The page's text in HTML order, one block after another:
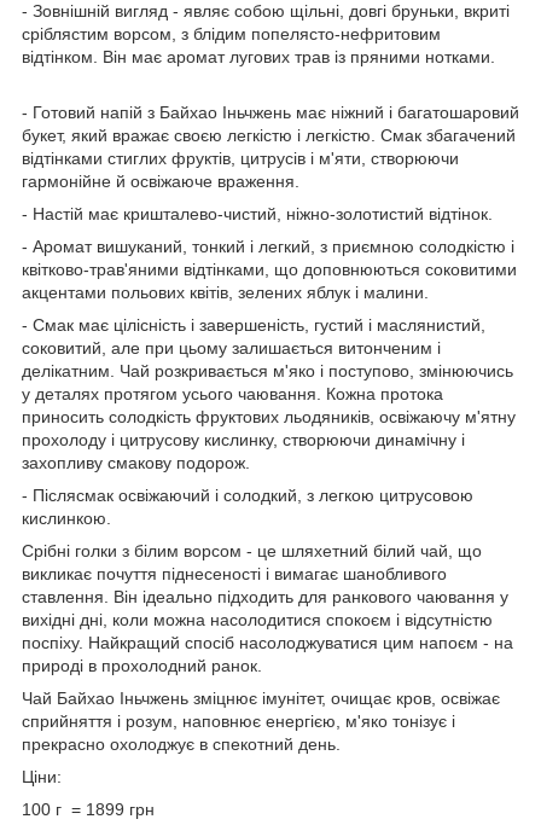
- Зовнішній вигляд - являє собою щільні, довгі бруньки, вкриті
сріблястим ворсом, з блідим попелясто-нефритовим
відтінком. Він має аромат лугових трав із пряними нотками.
- Готовий напій з Байхао Іньчжень має ніжний і багатошаровий
букет, який вражає своєю легкістю і легкістю. Смак збагачений
відтінками стиглих фруктів, цитрусів і м'яти, створюючи
гармонійне й освіжаюче враження.
- Настій має кришталево-чистий, ніжно-золотистий відтінок.
- Аромат вишуканий, тонкий і легкий, з приємною солодкістю і
квітково-трав'яними відтінками, що доповнюються соковитими
акцентами польових квітів, зелених яблук і малини.
- Смак має цілісність і завершеність, густий і маслянистий,
соковитий, але при цьому залишається витонченим і
делікатним. Чай розкривається м'яко і поступово, змінюючись
у деталях протягом усього чаювання. Кожна протока
приносить солодкість фруктових льодяників, освіжаючу м'ятну
прохолоду і цитрусову кислинку, створюючи динамічну і
захопливу смакову подорож.
- Післясмак освіжаючий і солодкий, з легкою цитрусовою
кислинкою.
Срібні голки з білим ворсом - це шляхетний білий чай, що
викликає почуття піднесеності і вимагає шанобливого
ставлення. Він ідеально підходить для ранкового чаювання у
вихідні дні, коли можна насолодитися спокоєм і відсутністю
поспіху. Найкращий спосіб насолоджуватися цим напоєм - на
природі в прохолодний ранок.
Чай Байхао Іньчжень зміцнює імунітет, очищає кров, освіжає
сприйняття і розум, наповнює енергією, м'яко тонізує і
прекрасно охолоджує в спекотний день.
Ціни:
100 г = 1899 грн